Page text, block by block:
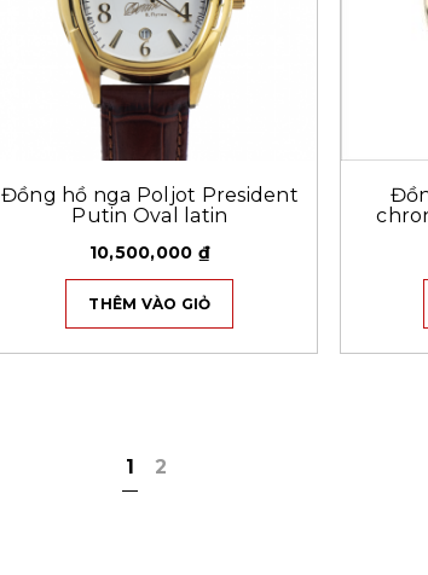
Đồng hồ nga Poljot President
Putin Oval latin
10,500,000 ₫
THÊM VÀO GIỎ
1 2